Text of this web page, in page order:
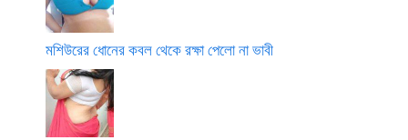
মশিউরের ধোনের কবল থেকে রক্ষা পেলো না ভাবী